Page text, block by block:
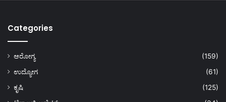
Categories
ಆರೋಗ್ಯ
(159)
ಉದ್ಯೋಗ
(61)
ಕೃಷಿ
(125)